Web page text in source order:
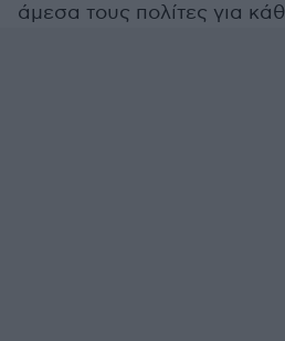
άμεσα τους πολίτες για